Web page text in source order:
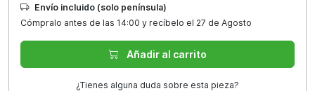
Envío incluido (solo península)
Cómpralo antes de las 14:00 y recíbelo el 27 de Agosto
Añadir al carrito
¿Tienes alguna duda sobre esta pieza?